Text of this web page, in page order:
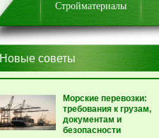
Стройматериалы
Новые советы
Морские перевозки:
требования к грузам,
документам и
безопасности